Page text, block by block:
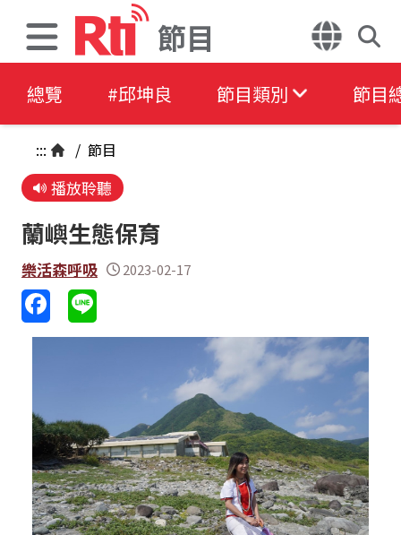
節目
總覽 #邱坤良 節目類別 節目
::: / 節目
播放聆聽
蘭嶼生態保育
樂活森呼吸 2023-02-17